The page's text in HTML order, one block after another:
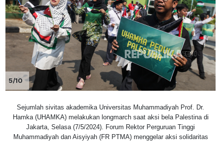
5/10
Sejumlah sivitas akademika Universitas Muhammadiyah Prof. Dr.
Hamka (UHAMKA) melakukan longmarch saat aksi bela Palestina di
Jakarta, Selasa (7/5/2024). Forum Rektor Perguruan Tinggi
Muhammadiyah dan Aisyiyah (FR PTMA) menggelar aksi solidaritas